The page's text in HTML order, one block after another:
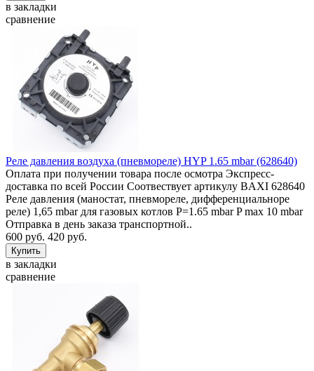
в закладки
сравнение
Реле давления воздуха (пневмореле) HYP 1.65 mbar (628640)
Оплата при получении товара после осмотра Экспресс-
доставка по всей России Соотвествует артикулу BAXI 628640
Реле давления (маностат, пневмореле, дифференциальноре
реле) 1,65 mbar для газовых котлов P=1.65 mbar P max 10 mbar
Отправка в день заказа транспортной..
600 руб. 420 руб.
в закладки
сравнение